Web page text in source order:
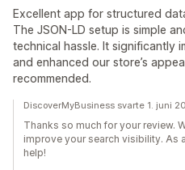
Excellent app for structured
The JSON-LD setup is simple
technical hassle. It significantly
and enhanced our store’s
recommended.
DiscoverMyBusiness svarte 1. juni
Thanks so much for your review.
improve your search visibility. As
help!